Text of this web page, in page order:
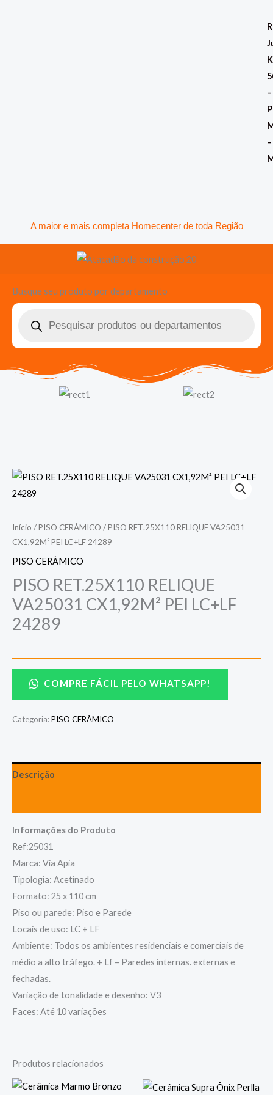
–
–
A maior e mais completa Homecenter de toda Região
Busque seu produto por departamento
Pesquisar
Início /PISO CERÂMICO / PISO RET.25X110 RELIQUE VA25031
CX1,92M² PEI LC+LF 24289
PISO CERÂMICO
PISO RET.25X110 RELIQUE
VA25031 CX1,92M² PEI LC+LF
24289
COMPRE FÁCIL PELO WHATSAPP!
Categoria:PISO CERÂMICO
Descrição
Informações do Produto
Ref:25031
Marca: Via Apia
Tipologia: Acetinado
Formato: 25 x 110 cm
Piso ou parede: Piso e Parede
Locais de uso: LC + LF
Ambiente: Todos os ambientes residenciais e comerciais de
médio a alto tráfego. + Lf – Paredes internas. externas e
fechadas.
Variação de tonalidade e desenho: V3
Faces: Até 10 variações
Produtos relacionados